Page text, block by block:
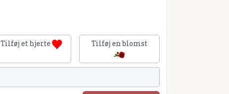
Tilføj et hjerte Tilføj en blomst